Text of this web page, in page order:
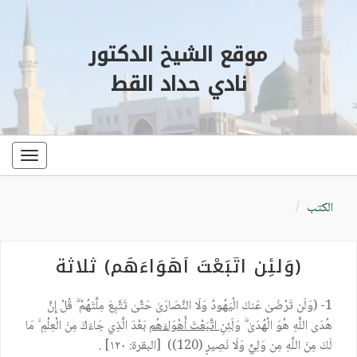
موقع الشيخ الدكتور
نادي حداد القط
الكتب
(وَلَئِنِ اتَّبَعْتَ أَهْوَاءَهُم) ثلاثة
1- (وَلَن تَرْضَىٰ عَنكَ الْيَهُودُ وَلَا النَّصَارَىٰ حَتَّىٰ تَتَّبِعَ مِلَّتَهُمْ ۗ قُلْ إِنَّ
هُدَى اللَّهِ هُوَ الْهُدَىٰ ۗ وَلَئِنِ اتَّبَعْتَ أَهْوَاءَهُمبَعْدَ الَّذِي جَاءَكَ مِنَ الْعِلْمِ ۙ مَا
لَكَ مِنَ اللَّهِ مِن وَلِيٍّ وَلَا نَصِيرٍ (120)) [البقرة: ١٢٠] .